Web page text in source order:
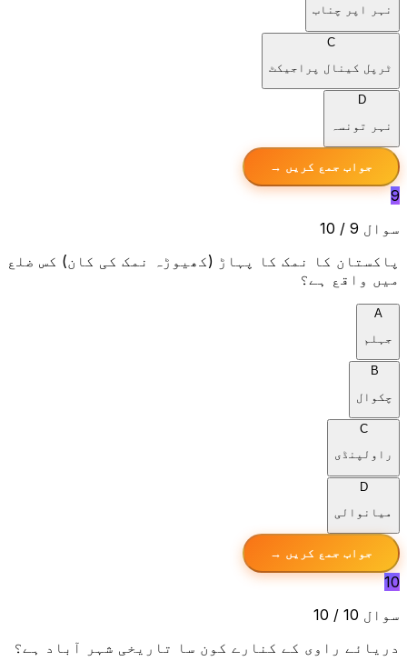
نہر اپر چناب
C
ٹرپل کینال پراجیکٹ
D
نہر تونسہ
جواب جمع کریں →
9
سوال 9 / 10
پاکستان کا نمک کا پہاڑ (کھیوڑہ نمک کی کان) کس ضلع
میں واقع ہے؟
A
جہلم
B
چکوال
C
راولپنڈی
D
میانوالی
جواب جمع کریں →
10
سوال 10 / 10
دریائے راوی کے کنارے کون سا تاریخی شہر آباد ہے؟